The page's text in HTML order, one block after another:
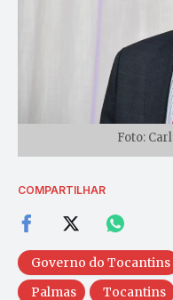
Foto:
COMPARTILHAR
Governo do Tocantins
Palmas
Tocantins